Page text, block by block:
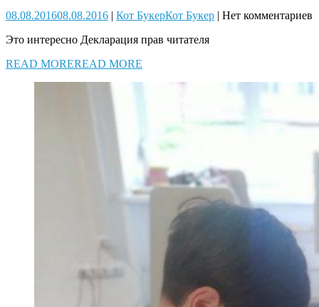
08.08.201608.08.2016 | Кот БукерКот Букер | Нет комментариев
Это интересно Декларация прав читателя
READ MOREREAD MORE